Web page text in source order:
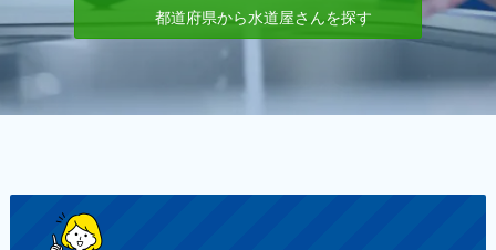
都道府県から水道屋さんを探す